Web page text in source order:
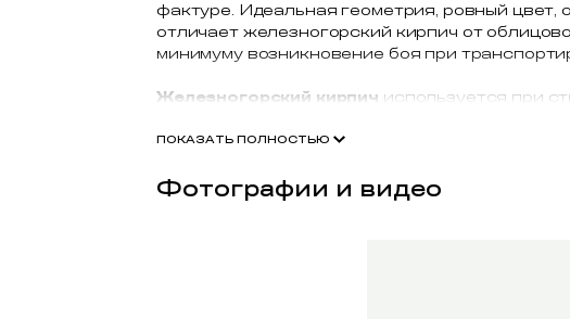
фактуре. Идеальная геометрия, ровный цвет,
отличает железногорский кирпич от
минимуму возникновение боя при
Железногорский кирпич используется при
Железногорского кирпичного завода в
ПОКАЗАТЬ ПОЛНОСТЬЮ
Фотографии и видео